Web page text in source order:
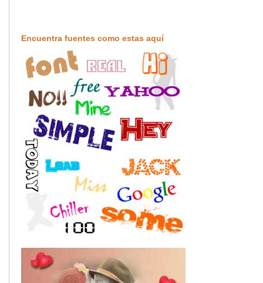
Encuentra fuentes como estas aquí